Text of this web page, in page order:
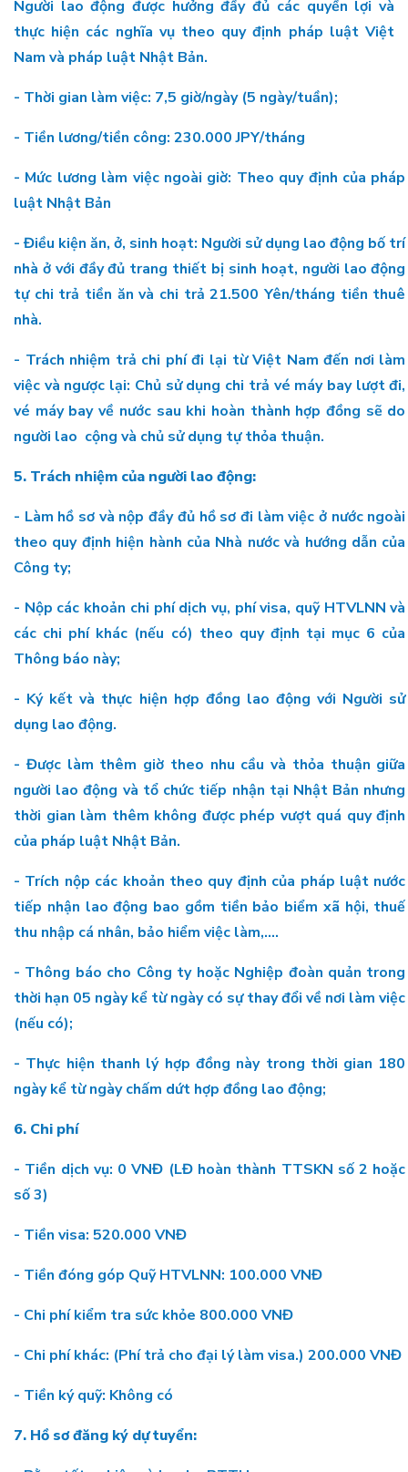
Người lao động được hưởng đầy đủ các quyền lợi và
thực hiện các nghĩa vụ theo quy định pháp luật Việt
Nam và pháp luật Nhật Bản.
- Thời gian làm việc: 7,5 giờ/ngày (5 ngày/tuần);
- Tiền lương/tiền công: 230.000 JPY/tháng
- Mức lương làm việc ngoài giờ: Theo quy định của pháp
luật Nhật Bản
- Điều kiện ăn, ở, sinh hoạt: Người sử dụng lao động bố trí
nhà ở với đầy đủ trang thiết bị sinh hoạt, người lao động
tự chi trả tiền ăn và chi trả 21.500 Yên/tháng tiền thuê
nhà.
- Trách nhiệm trả chi phí đi lại từ Việt Nam đến nơi làm
việc và ngược lại: Chủ sử dụng chi trả vé máy bay lượt đi,
vé máy bay về nước sau khi hoàn thành hợp đồng sẽ do
người lao cộng và chủ sử dụng tự thỏa thuận.
5. Trách nhiệm của người lao động:
- Làm hồ sơ và nộp đầy đủ hồ sơ đi làm việc ở nước ngoài
theo quy định hiện hành của Nhà nước và hướng dẫn của
Công ty;
- Nộp các khoản chi phí dịch vụ, phí visa, quỹ HTVLNN và
các chi phí khác (nếu có) theo quy định tại mục 6 của
Thông báo này;
- Ký kết và thực hiện hợp đồng lao động với Người sử
dụng lao động.
- Được làm thêm giờ theo nhu cầu và thỏa thuận giữa
người lao động và tổ chức tiếp nhận tại Nhật Bản nhưng
thời gian làm thêm không được phép vượt quá quy định
của pháp luật Nhật Bản.
- Trích nộp các khoản theo quy định của pháp luật nước
tiếp nhận lao động bao gồm tiền bảo biểm xã hội, thuế
thu nhập cá nhân, bảo hiểm việc làm,....
- Thông báo cho Công ty hoặc Nghiệp đoàn quản trong
thời hạn 05 ngày kể từ ngày có sự thay đổi về nơi làm việc
(nếu có);
- Thực hiện thanh lý hợp đồng này trong thời gian 180
ngày kể từ ngày chấm dứt hợp đồng lao động;
6. Chi phí
- Tiền dịch vụ: 0 VNĐ (LĐ hoàn thành TTSKN số 2 hoặc
số 3)
- Tiền visa: 520.000 VNĐ
- Tiền đóng góp Quỹ HTVLNN: 100.000 VNĐ
- Chi phí kiểm tra sức khỏe 800.000 VNĐ
- Chi phí khác: (Phí trả cho đại lý làm visa.) 200.000 VNĐ
- Tiền ký quỹ: Không có
7. Hồ sơ đăng ký dự tuyển: